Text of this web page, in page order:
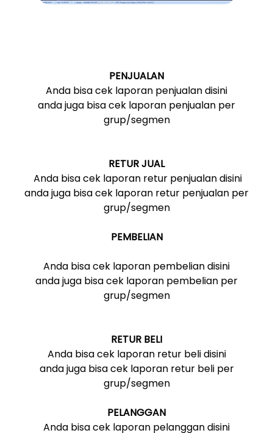
PENJUALAN
Anda bisa cek laporan penjualan disini
anda juga bisa cek laporan penjualan per
grup/segmen
RETUR JUAL
Anda bisa cek laporan retur penjualan disini
anda juga bisa cek laporan retur penjualan per
grup/segmen
PEMBELIAN
Anda bisa cek laporan pembelian disini
anda juga bisa cek laporan pembelian per
grup/segmen
RETUR BELI
Anda bisa cek laporan retur beli disini
anda juga bisa cek laporan retur beli per
grup/segmen
PELANGGAN
Anda bisa cek laporan pelanggan disini